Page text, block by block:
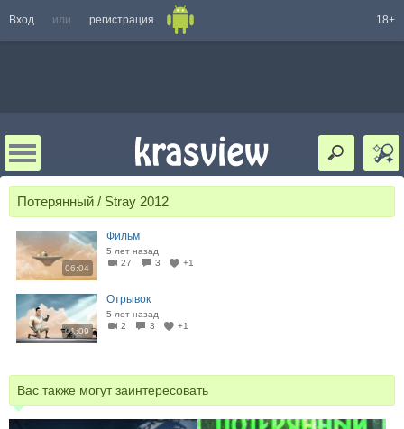
Вход или регистрация 18+
Потерянный / Stray 2012
06:04
Фильм
5 лет назад
27
3 +1
01:09
Отрывок
5 лет назад
2
3 +1
Вас также могут заинтересовать